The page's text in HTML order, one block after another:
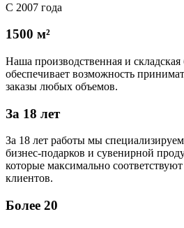
С 2007 года
1500 м²
Наша производственная и
обеспечивает возможность
заказы любых объемов.
За 18 лет
За 18 лет работы мы
бизнес-подарков и сувенирной
которые максимально
клиентов.
Более 20